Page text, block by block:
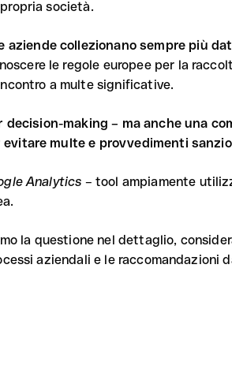
società.
aziende collezionano sempre più
le regole europee per la
a multe significative.
making – ma anche una
multe e provvedimenti
Analytics – tool ampiamente
la questione nel dettaglio,
aziendali e le raccomandazioni